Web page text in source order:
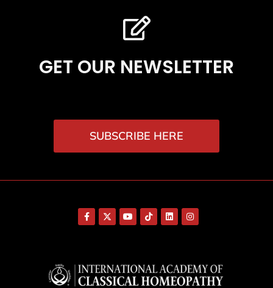
GET OUR NEWSLETTER
SUBSCRIBE HERE